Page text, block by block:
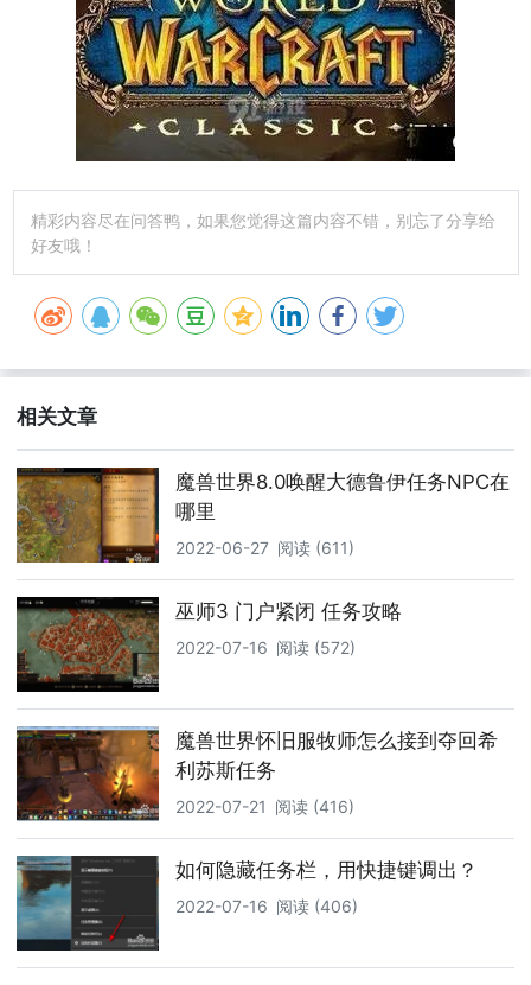
精彩内容尽在问答鸭，如果您觉得这篇内容不错，别忘了分享给
好友哦！
相关文章
魔兽世界8.0唤醒大德鲁伊任务NPC在
哪里
2022-06-27 阅读 (611)
巫师3 门户紧闭 任务攻略
2022-07-16 阅读 (572)
魔兽世界怀旧服牧师怎么接到夺回希
利苏斯任务
2022-07-21 阅读 (416)
如何隐藏任务栏，用快捷键调出？
2022-07-16 阅读 (406)